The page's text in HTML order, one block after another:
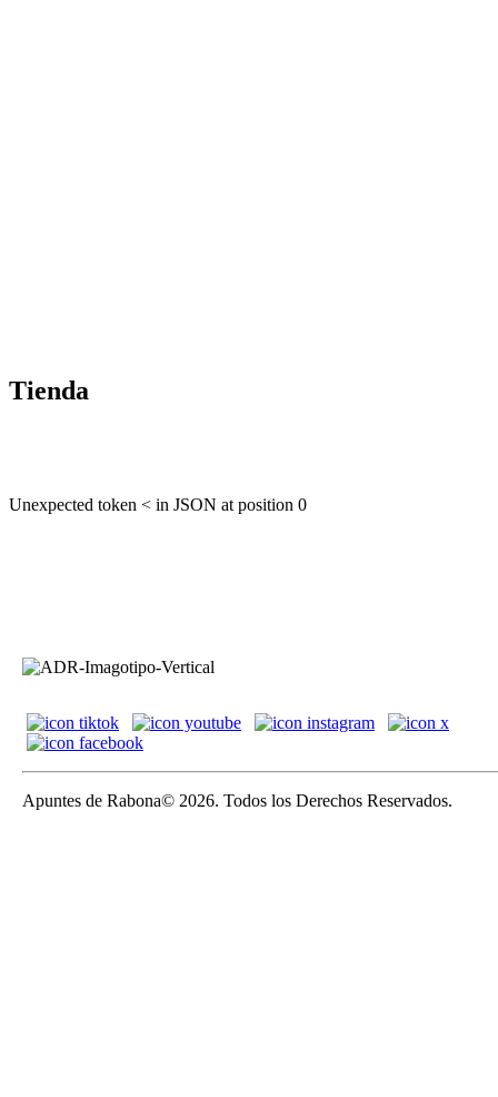
Tienda
Unexpected token < in JSON at position 0
Apuntes de Rabona© 2026. Todos los Derechos Reservados.